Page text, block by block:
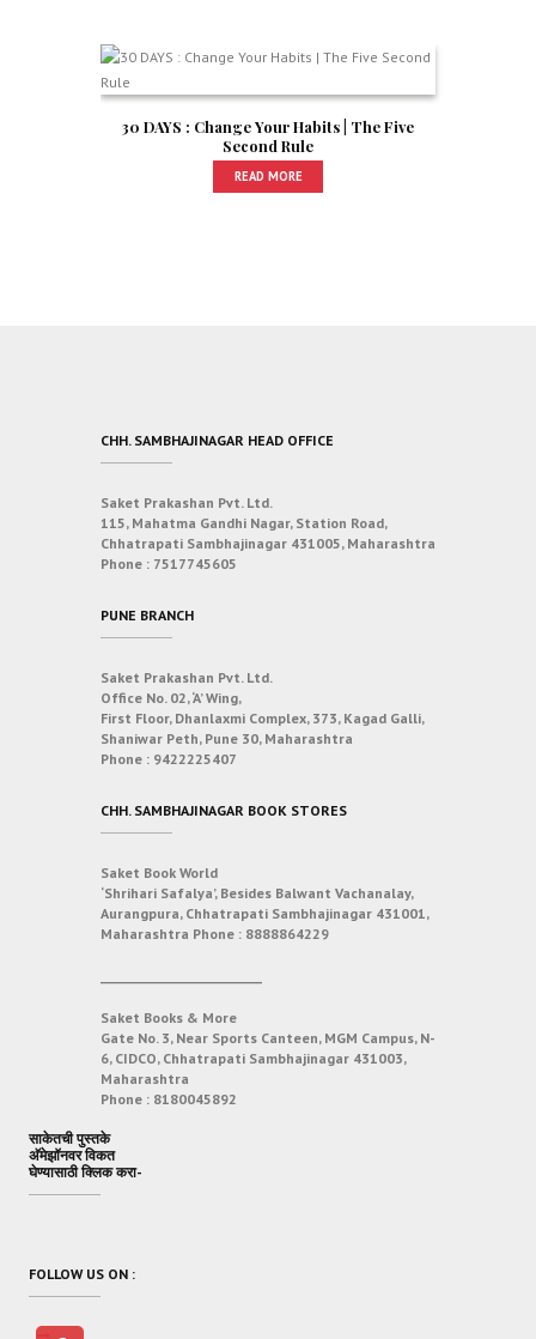
30 DAYS : Change Your Habits | The Five
Second Rule
READ MORE
CHH. SAMBHAJINAGAR HEAD OFFICE
Saket Prakashan Pvt. Ltd.
115, Mahatma Gandhi Nagar, Station Road,
Chhatrapati Sambhajinagar 431005, Maharashtra
Phone : 7517745605
PUNE BRANCH
Saket Prakashan Pvt. Ltd.
Office No. 02, ‘A’ Wing,
First Floor, Dhanlaxmi Complex, 373, Kagad Galli,
Shaniwar Peth, Pune 30, Maharashtra
Phone : 9422225407
CHH. SAMBHAJINAGAR BOOK STORES
Saket Book World
‘Shrihari Safalya’, Besides Balwant Vachanalay,
Aurangpura, Chhatrapati Sambhajinagar 431001,
Maharashtra Phone : 8888864229
Saket Books & More
Gate No. 3, Near Sports Canteen, MGM Campus, N-
6, CIDCO, Chhatrapati Sambhajinagar 431003,
Maharashtra
Phone : 8180045892
साकेतची पुस्तके
अ‍ॅमेझॉनवर विकत
घेण्यासाठी क्लिक करा-
FOLLOW US ON :